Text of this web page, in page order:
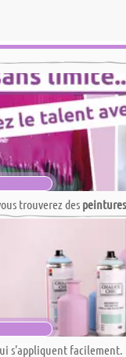
trouverez des
s'appliquent facilement.